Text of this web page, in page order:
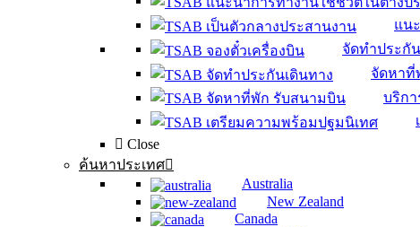
แน
จัดทำประกั
จัดหาที่
บริกา
Close
ค้นหาประเทศ
Australia
New Zealand
Canada